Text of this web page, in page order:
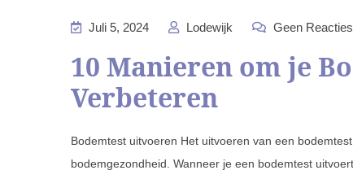
Juli 5, 2024 Lodewijk Geen Reacties
10 Manieren om je
Verbeteren
Bodemtest uitvoeren Het uitvoeren van een
bodemgezondheid. Wanneer je een bodemtest